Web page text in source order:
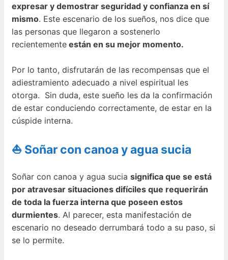
expresar y demostrar seguridad y confianza en sí
mismo. Este escenario de los sueños, nos dice que
las personas que llegaron a sostenerlo
recientemente están en su mejor momento.
Por lo tanto, disfrutarán de las recompensas que el
adiestramiento adecuado a nivel espiritual les
otorga. Sin duda, este sueño les da la confirmación
de estar conduciendo correctamente, de estar en la
cúspide interna.
⛵ Soñar con canoa y agua sucia
Soñar con canoa y agua sucia significa que se está
por atravesar situaciones difíciles que requerirán
de toda la fuerza interna que poseen estos
durmientes. Al parecer, esta manifestación de
escenario no deseado derrumbará todo a su paso, si
se lo permite.